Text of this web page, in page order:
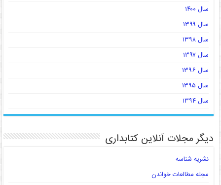
سال ۱۴۰۰
سال ۱۳۹۹
سال ۱۳۹۸
سال ۱۳۹۷
سال ۱۳۹۶
سال ۱۳۹۵
سال ۱۳۹۴
دیگر مجلات آنلاین کتابداری
نشریه شناسه
مجله مطالعات خواندن